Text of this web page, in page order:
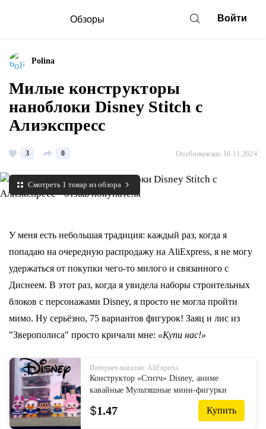
Обзоры Войти
Polina
Милые конструкторы
наноблоки Disney Stitch с
Алиэкспресс
3 0 Опубликовано 16.11.2024
Смотреть 1 товар из обзора
У меня есть небольшая традиция: каждый раз, когда я
попадаю на очередную распродажу на AliExpress, я не могу
удержаться от покупки чего-то милого и связанного с
Диснеем. В этот раз, когда я увидела наборы строительных
блоков с персонажами Disney, я просто не могла пройти
мимо. Ну серьёзно, 75 вариантов фигурок! Заяц и лис из
"Зверополиса" просто кричали мне: «Купи нас!»
Интернет-магазин: AliExpress
Конструктор «Ститч» Disney, аниме
кавайные Мультяшные мини-фигурки
героев, Детские кубики, сборные блоки,
игрушки «сделай сам», подарок для детей
$1.47 Купить